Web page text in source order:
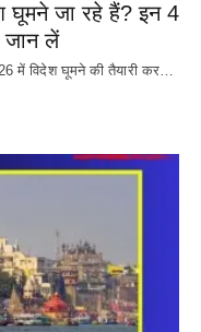
घूमने जा रहे हैं? इन 4
जान लें
में विदेश घूमने की तैयारी कर…